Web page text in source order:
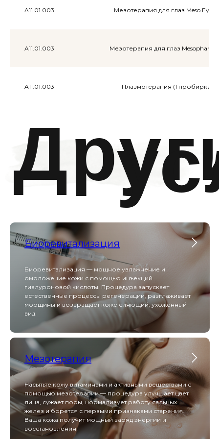
A11.01.003 Мезотерапия для глаз Meso Eye
A11.01.003 Мезотерапия для глаз Mesopharm
A11.01.003 Плазмотерапия (1 пробирка)
Биоревитализация
Биоревитализация — мощное увлажнение и
омоложение кожи с помощью инъекций
гиалуроновой кислоты. Процедура запускает
естественные процессы регенерации, разглаживает
морщины и возвращает коже сияющий, ухоженный
вид.
Мезотерапия
Насытьте кожу витаминами и активными веществами с
помощью мезотерапии — процедура улучшает цвет
лица, сужает поры, нормализует работу сальных
желез и борется с первыми признаками старения.
Ваша кожа получит мощный заряд энергии и
восстановления!
ВСЕ УСЛУГИ
или решая такие проблемы, как акне,
пигментация
косметические программы, направленные на
Beautylizer сочетает в себе ультразвуковую
Beautylizer
Heleo Pro LED — это профессиональная
светодиодная матрица с 4 спектрами излучения,
которая решает проблемы акне, старения и
пигментации, стимулируя регенерацию кожи на
клеточном уровне.
Heleo Pro Led